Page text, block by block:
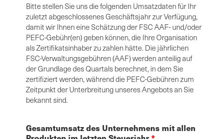
Bitte stellen Sie uns die folgenden Umsatzdaten für Ihr
zuletzt abgeschlossenes Geschäftsjahr zur Verfügung,
damit wir Ihnen eine Schätzung der FSC AAF- und/oder
PEFC-Gebühr(en) geben können, die Ihre Organisation
als Zertifikatsinhaber zu zahlen hätte. Die jährlichen
FSC-Verwaltungsgebühren (AAF) werden anteilig auf
der Grundlage des Quartals berechnet, in dem Sie
zertifiziert werden, während die PEFC-Gebühren zum
Zeitpunkt der Unterbreitung unseres Angebots an Sie
bekannt sind.
Gesamtumsatz des Unternehmens mit allen